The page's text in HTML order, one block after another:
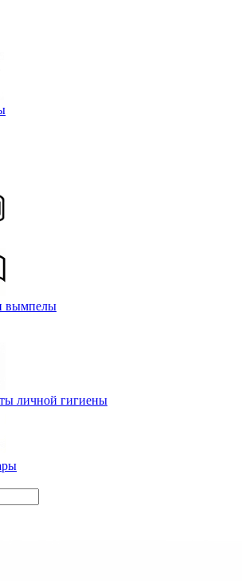
и обложки для документов
вымпелы
личной гигиены